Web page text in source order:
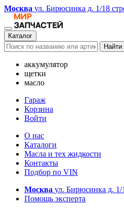
Москва ул. Бирюсинка д. 1/18
Каталог
Найти
аккумулятор
щетки
масло
Гараж
Корзина
Войти
О нас
Каталоги
Масла и тех жидкости
Контакты
Подбор по VIN
Москва ул. Бирюсинка д. 1/
Помощь эксперта